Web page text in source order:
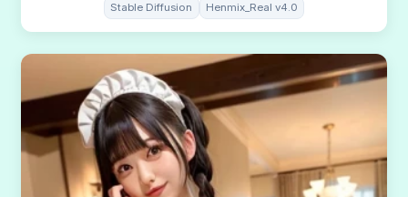
Stable Diffusion Henmix_Real v4.0